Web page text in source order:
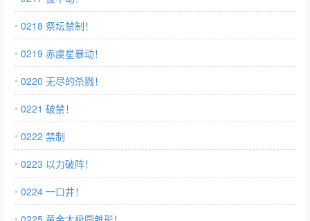
0218 祭坛禁制！
0219 赤虞星暴动！
0220 无尽的杀戮！
0221 破禁！
0222 禁制
0223 以力破阵！
0224 一口井！